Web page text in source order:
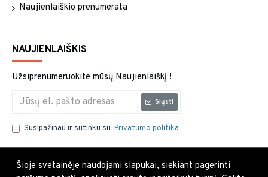
Naujienlaiškio prenumerata
NAUJIENLAIŠKIS
Užsiprenumeruokite mūsų Naujienlaiškį !
Siųsti
Susipažinau ir sutinku su Privatumo politika
Šioje svetainėje naudojami slapukai, siekiant pagerinti